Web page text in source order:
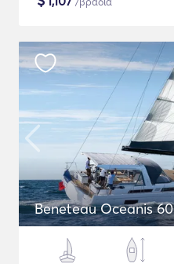
Beneteau Oceanis 60